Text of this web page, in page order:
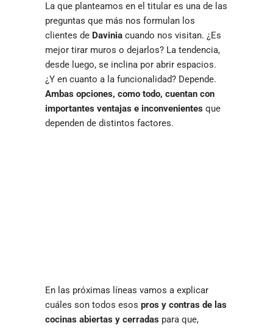
La que planteamos en el titular es una de las
preguntas que más nos formulan los
clientes de Davinia cuando nos visitan. ¿Es
mejor tirar muros o dejarlos? La tendencia,
desde luego, se inclina por abrir espacios.
¿Y en cuanto a la funcionalidad? Depende.
Ambas opciones, como todo, cuentan con
importantes ventajas e inconvenientes que
dependen de distintos factores.
En las próximas líneas vamos a explicar
cuáles son todos esos pros y contras de las
cocinas abiertas y cerradas para que,